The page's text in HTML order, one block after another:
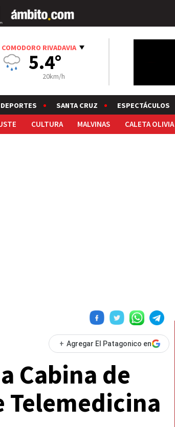
COMODORO RIVADAVIA
5.4°
20km/h
DEPORTES SANTA CRUZ ESPECTÁCULOS
CULTURA MALVINAS CALETA OLIVIA
+ Agregar El Patagonico en
Cabina de